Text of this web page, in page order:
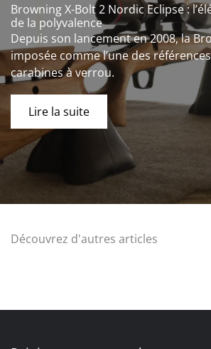
Browning X-Bolt 2 Nordic Eclipse :
de la polyvalence
Depuis son lancement en 2008, la
imposée comme l’une des
carabines à verrou.
Lire la suite
Découvrez d'autres articles